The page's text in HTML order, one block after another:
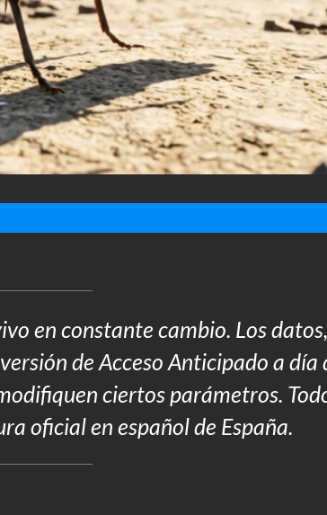
en constante cambio. Los
de Acceso Anticipado a día
ciertos parámetros.
oficial en español de España.